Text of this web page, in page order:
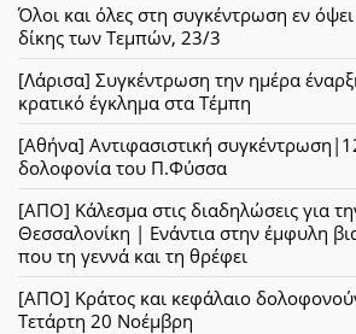
Όλοι και όλες στη συγκέντρωση εν
δίκης των Τεμπών, 23/3
[Λάρισα] Συγκέντρωση την ημέρα
κρατικό έγκλημα στα Τέμπη
[Αθήνα] Αντιφασιστική
δολοφονία του Π.Φύσσα
[ΑΠΟ] Κάλεσμα στις διαδηλώσεις για
Θεσσαλονίκη | Ενάντια στην έμφυλη
που τη γεννά και τη θρέφει
[ΑΠΟ] Κράτος και κεφάλαιο
Τετάρτη 20 Νοέμβρη